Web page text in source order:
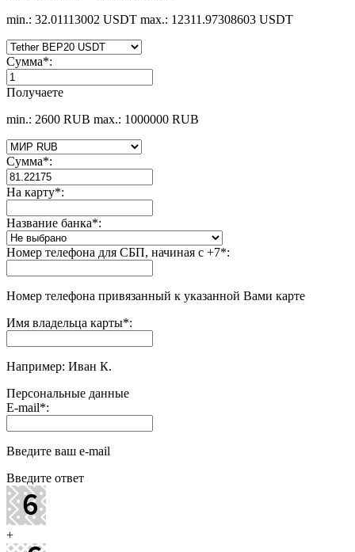
min.: 32.01113002 USDT max.: 12311.97308603 USDT
Сумма*:
Получаете
min.: 2600 RUB max.: 1000000 RUB
Сумма*:
На карту*:
Название банка*:
Номер телефона для СБП, начиная с +7*:
Номер телефона привязанный к указанной Вами карте
Имя владельца карты*:
Например: Иван К.
Персональные данные
E-mail*:
Введите ваш e-mail
Введите ответ
+